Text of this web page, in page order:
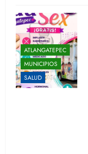
ATLANGATEPEC
MUNICIPIOS
SALUD